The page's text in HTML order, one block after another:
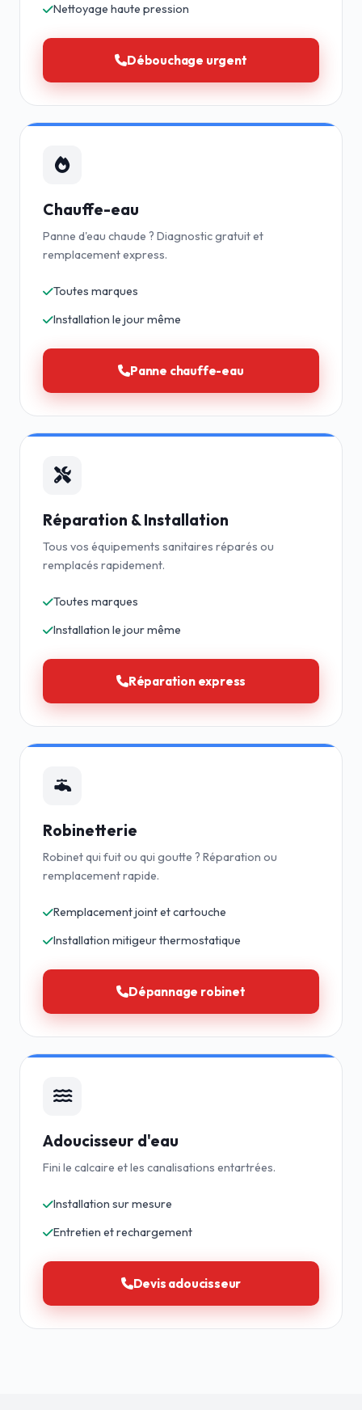
Nettoyage haute pression
Débouchage urgent
Chauffe-eau
Panne d'eau chaude ? Diagnostic gratuit et
remplacement express.
Toutes marques
Installation le jour même
Panne chauffe-eau
Réparation & Installation
Tous vos équipements sanitaires réparés ou
remplacés rapidement.
Toutes marques
Installation le jour même
Réparation express
Robinetterie
Robinet qui fuit ou qui goutte ? Réparation ou
remplacement rapide.
Remplacement joint et cartouche
Installation mitigeur thermostatique
Dépannage robinet
Adoucisseur d'eau
Fini le calcaire et les canalisations entartrées.
Installation sur mesure
Entretien et rechargement
Devis adoucisseur